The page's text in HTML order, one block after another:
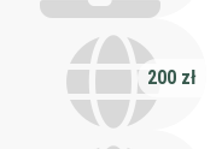
znaczenia
200 zł